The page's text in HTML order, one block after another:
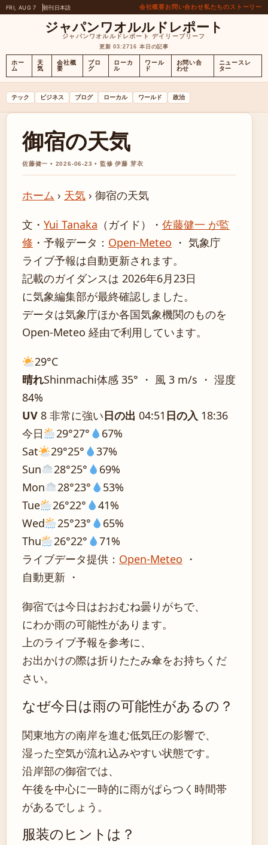
FRI, AUG 7 朝刊日本語 会社概要お問い合わせ私たちのストーリー
ジャパンワオルルドレポート
ジャパンワオルルドレポート デイリーブリーフ
更新 03:2716 本日の記事
ホー
ム
天
気
会社概
要
ブロ
グ
ローカ
ル
ワール
ド
お問い合
わせ
ニュースレ
ター
テック ビジネス ブログ ローカル ワールド 政治
御宿の天気
佐藤健一 • 2026-06-23 • 監修 伊藤 芽衣
ホーム › 天気 › 御宿の天気
文・ Yui Tanaka （ガイド） ・ 佐藤健一 が監
修 ・ 予報データ： Open-Meteo ・ 気象庁
ライブ予報は自動更新されます。
記載のガイダンスは 2026年6月23日
に気象編集部が最終確認しました。
データは気象庁ほか各国気象機関のものを
Open-Meteo 経由で利用しています。
29°C
晴れShinmachi体感 35° ・ 風 3 m/s ・ 湿度
84%
UV 8 非常に強い日の出 04:51 日の入 18:36
今日
29°27°
67%
Sat
29°25°
37%
Sun
28°25°
69%
Mon
28°23°
53%
Tue
26°22°
41%
Wed
25°23°
65%
Thu
26°22°
71%
ライブデータ提供： Open-Meteo ・
自動更新 ・
御宿では今日はおおむね曇りがちで、
にわか雨の可能性があります。
上のライブ予報を参考に、
お出かけの際は折りたたみ傘をお持ちくだ
さい。
なぜ今日は雨の可能性があるの？
関東地方の南岸を進む低気圧の影響で、
湿った空気が流れ込みやすい状態です。
沿岸部の御宿では、
午後を中心に一時的に雨がぱらつく時間帯
があるでしょう。
服装のヒントは？